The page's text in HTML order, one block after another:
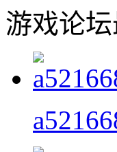
游戏论